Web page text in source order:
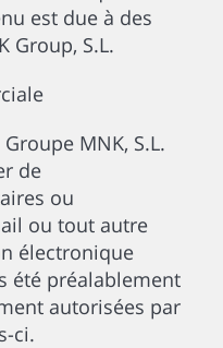
est due à des
Group, S.L.
MNK, S.L.
de
ou
ou tout autre
électronique
été préalablement
autorisées par
ci.